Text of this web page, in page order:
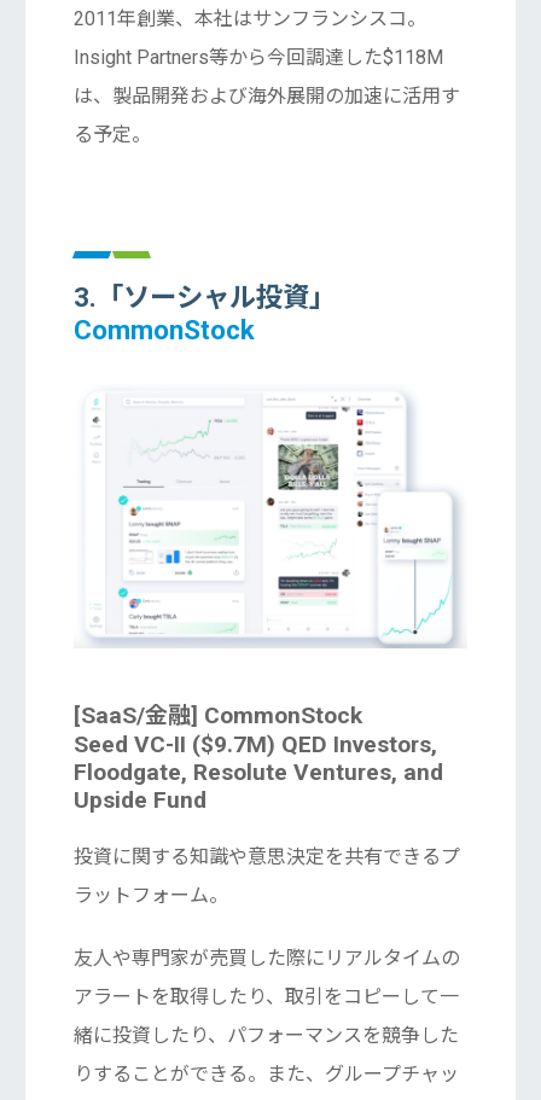
2011年創業、本社はサンフランシスコ。
Insight Partners等から今回調達した$118M
は、製品開発および海外展開の加速に活用す
る予定。
3.「ソーシャル投資」
CommonStock
[SaaS/金融] CommonStock
Seed VC-II ($9.7M) QED Investors,
Floodgate, Resolute Ventures, and
Upside Fund
投資に関する知識や意思決定を共有できるプ
ラットフォーム。
友人や専門家が売買した際にリアルタイムの
アラートを取得したり、取引をコピーして一
緒に投資したり、パフォーマンスを競争した
りすることができる。また、グループチャッ